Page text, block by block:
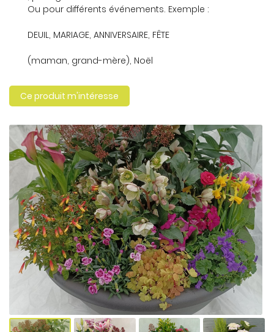
Une
En cochant cette case, vous consentez à recevoir nos propositions
commerciales à l'adresse email indiqué ci-dessus. Vous pouvez vous
Inscription
Ou pour différents événements. Exemple :
DEUIL, MARIAGE, ANNIVERSAIRE, FÊTE
(maman, grand-mère), Noël
Ce produit m'intéresse